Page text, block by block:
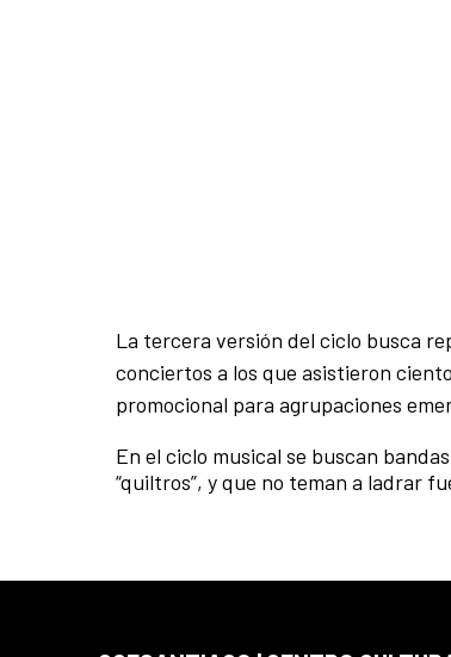
La tercera versión del ciclo busca
conciertos a los que asistieron
promocional para agrupaciones
En el ciclo musical se buscan
“quiltros”, y que no teman a ladrar